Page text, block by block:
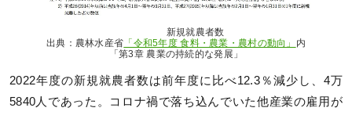
新規就農者数
出典：農林水産省 「令和5年度 食料・農業・農村の動向」 内
「第3章 農業の持続的な発展」
2022年度の新規就農者数は前年度に比べ12.3％減少し、4万
5840⼈であった。コロナ禍で落ち込んでいた他産業の雇用が